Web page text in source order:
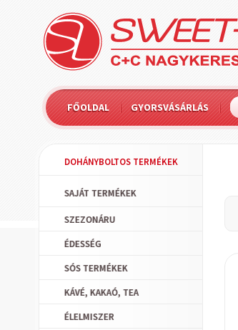
FŐOLDAL GYORSVÁSÁRLÁS
DOHÁNYBOLTOS TERMÉKEK
SAJÁT TERMÉKEK
SZEZONÁRU
ÉDESSÉG
SÓS TERMÉKEK
KÁVÉ, KAKAÓ, TEA
ÉLELMISZER